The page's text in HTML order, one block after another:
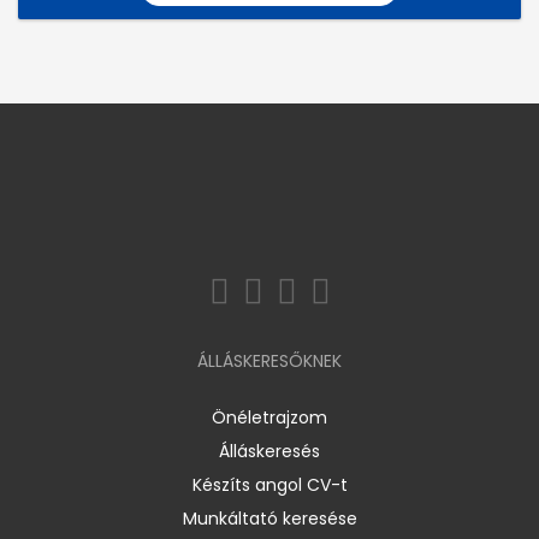
ÁLLÁSKERESŐKNEK
Önéletrajzom
Álláskeresés
Készíts angol CV-t
Munkáltató keresése